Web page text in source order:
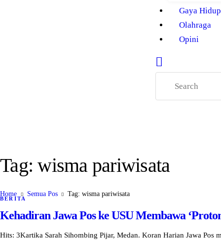
Gaya Hidup
Olahraga
Opini
Tag: wisma pariwisata
Home Semua Pos Tag: wisma pariwisata
BERITA
Kehadiran Jawa Pos ke USU Membawa
Hits: 3Kartika Sarah Sihombing Pijar, Medan. Koran Harian Jawa Pos